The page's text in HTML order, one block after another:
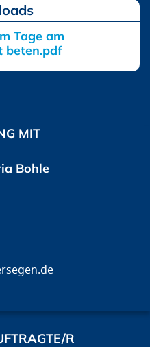
Tage am
beten.pdf
MIT
Bohle
R